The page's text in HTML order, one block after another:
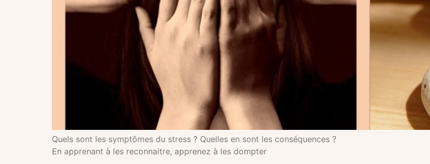
Quels sont les symptômes du stress ? Quelles en sont les conséquences ?
En apprenant à les reconnaitre, apprenez à les dompter